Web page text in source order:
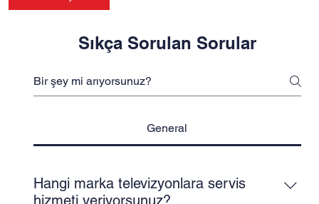
Sıkça Sorulan Sorular
General
Hangi marka televizyonlara servis
hizmeti veriyorsunuz?